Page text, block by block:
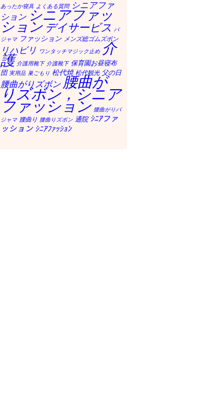
あったか寝具 よくある質問 シニアファ
ション シニアファッ
ション デイサービス パ
ジャマ ファッション メンズ総ゴムズボン
リハビリ ワンタッチマジック止め 介
護 介護用靴下 介護靴下 保育園お昼寝布
団 実用品 巣ごもり 松代焼 松代観光 父の日
腰曲がりズボン 腰曲が
りズボン，シニア
ファッション 腰曲がりパ
ジャマ 腰曲り 腰曲りズボン 通院 ｼﾆｱファ
ッション ｼﾆｱﾌｧｯｼｮﾝ